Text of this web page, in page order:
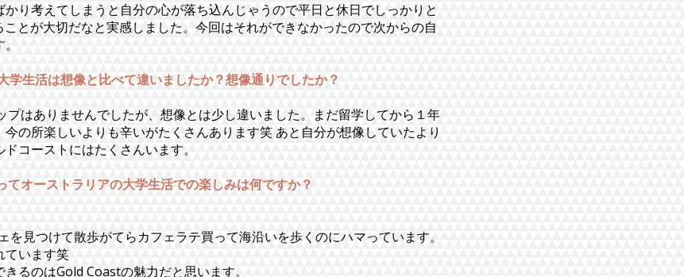
り考えてしまうと自分の心が落ち込んじゃうので平日と休日でしっかりと
とが大切だなと実感しました。今回はそれができなかったので次からの自
学生活は想像と比べて違いましたか？想像通りでしたか？
プはありませんでしたが、想像とは少し違いました。まだ留学してから１年
の所楽しいよりも辛いがたくさんあります笑 あと自分が想像していたより
コーストにはたくさんいます。
オーストラリアの大学生活での楽しみは何ですか？
を見つけて散歩がてらカフェラテ買って海沿いを歩くのにハマっています。
ています笑
るのはGold Coastの魅力だと思います。